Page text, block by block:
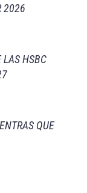
2026
LAS HSBC
QUE